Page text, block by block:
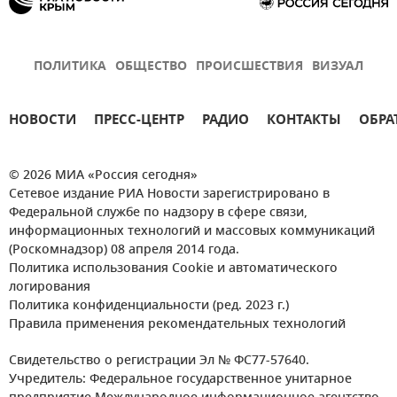
Экономика
ПОЛИТИКА ОБЩЕСТВО ПРОИСШЕСТВИЯ ВИЗУАЛ
НОВОСТИ ПРЕСС-ЦЕНТР РАДИО КОНТАКТЫ
© 2026 МИА «Россия сегодня»
Сетевое издание РИА Новости зарегистрировано в
Федеральной службе по надзору в сфере связи,
информационных технологий и массовых коммуникаций
(Роскомнадзор) 08 апреля 2014 года.
Политика использования Cookie и автоматического
логирования
Политика конфиденциальности (ред. 2023 г.)
Правила применения рекомендательных технологий
Свидетельство о регистрации Эл № ФС77-57640.
Учредитель: Федеральное государственное унитарное